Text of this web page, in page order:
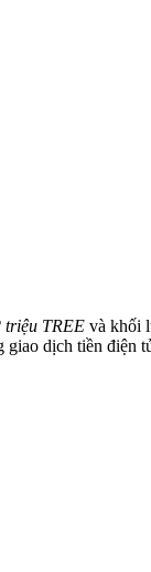
triệu TREE và khối
dịch tiền điện